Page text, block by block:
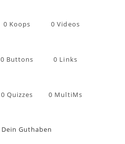
0 Koops 0 Videos
0 Buttons 0 Links
0 Quizzes 0 MultiMs
Dein Guthaben